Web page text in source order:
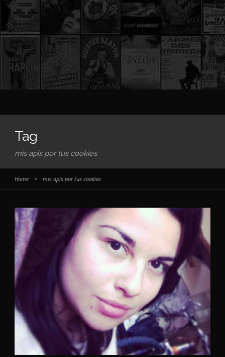
Tag
mis apis por tus cookies
Home > mis apis por tus cookies